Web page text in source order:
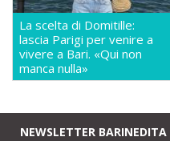
La scelta di Domitille:
lascia Parigi per venire a
vivere a Bari. «Qui non
manca nulla»
NEWSLETTER BARINEDITA